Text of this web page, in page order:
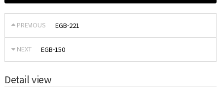
PREVIOUS EGB-221
NEXT EGB-150
Detail view